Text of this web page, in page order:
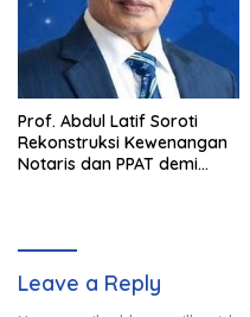
Prof. Abdul Latif Soroti
Rekonstruksi Kewenangan
Notaris dan PPAT demi
Leave a Reply